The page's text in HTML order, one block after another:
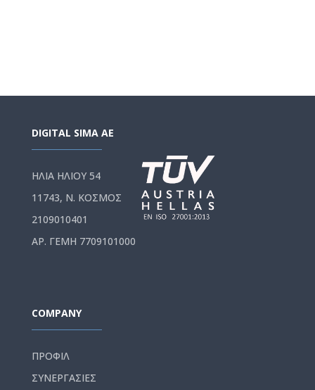
DIGITAL SIMA AE
ΗΛΙΑ ΗΛΙΟΥ 54
11743, Ν. ΚΟΣΜΟΣ
2109010401
ΑΡ. ΓΕΜΗ 7709101000
COMPANY
ΠΡΟΦΙΛ
ΣΥΝΕΡΓΑΣΙΕΣ